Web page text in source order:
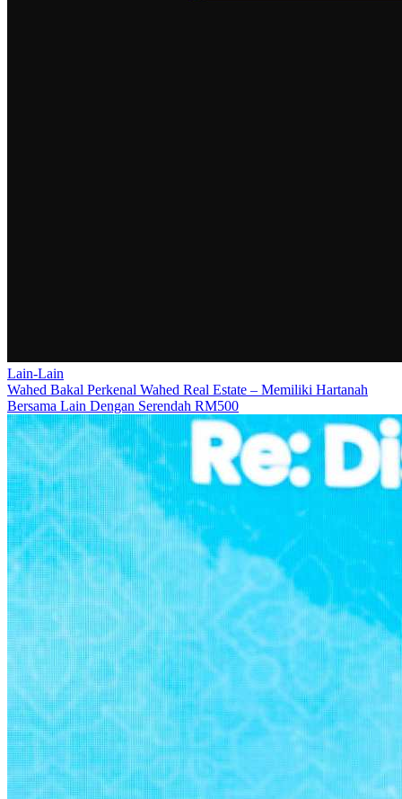
Lain-Lain
Wahed Bakal Perkenal Wahed Real Estate – Memiliki Hartanah
Bersama Lain Dengan Serendah RM500